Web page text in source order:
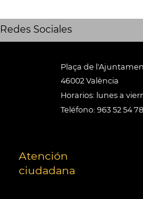
Redes Sociales
Plaça de
46002 València
Horarios: lunes a
Teléfono: 963 52 54 78
Atención
ciudadana